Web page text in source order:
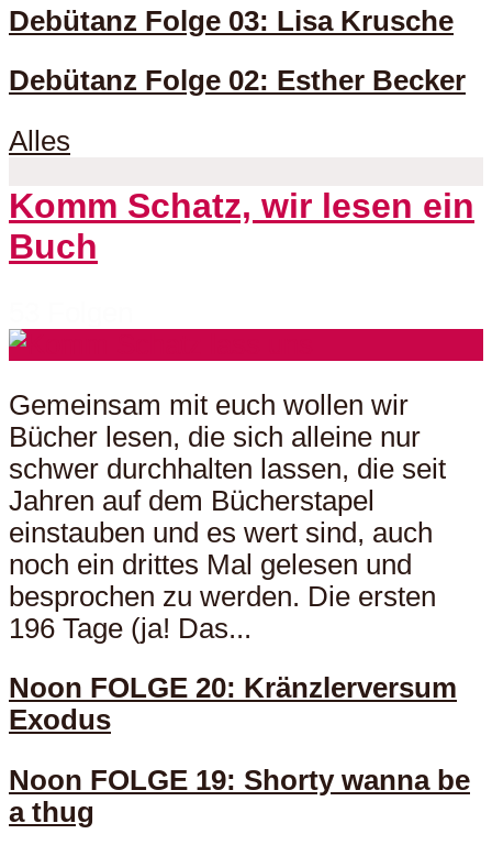
Debütanz Folge 03: Lisa Krusche
Debütanz Folge 02: Esther Becker
Alles
Komm Schatz, wir lesen ein
Buch
Gemeinsam mit euch wollen wir
Bücher lesen, die sich alleine nur
schwer durchhalten lassen, die seit
Jahren auf dem Bücherstapel
einstauben und es wert sind, auch
noch ein drittes Mal gelesen und
besprochen zu werden. Die ersten
196 Tage (ja! Das...
Noon FOLGE 20: Kränzlerversum
Exodus
Noon FOLGE 19: Shorty wanna be
a thug